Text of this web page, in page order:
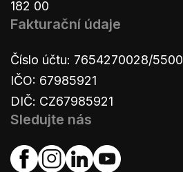
182 00
Fakturační údaje
Číslo účtu: 7654270028/5500
IČO: 67985921
DIČ: CZ67985921
Sledujte nás